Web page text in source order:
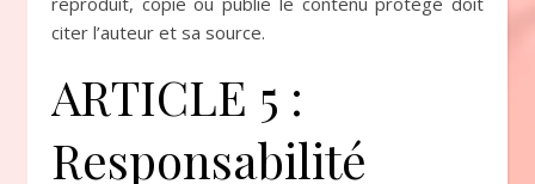
citer l’auteur et sa source.
ARTICLE 5 :
Responsabilité